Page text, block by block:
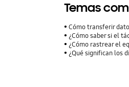
Temas
Cómo transferir
¿Cómo saber si el
¿Cómo rastrear el
¿Qué significan los